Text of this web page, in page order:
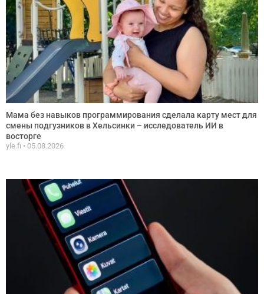
Мама без навыков программирования сделала карту мест для
смены подгузников в Хельсинки – исследователь ИИ в
восторге
yle.fi 05.08.2026